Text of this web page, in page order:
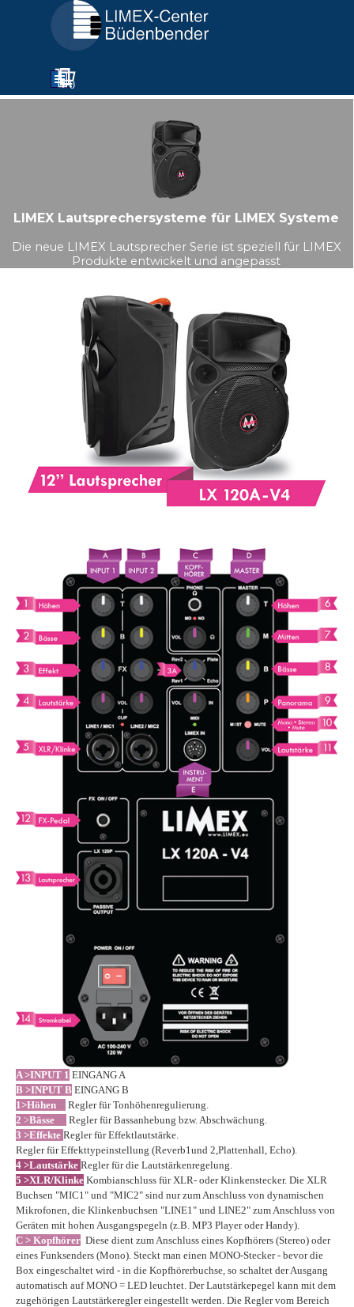
Direkt zum Seiteninhalt
Menü überspringen
LIMEX Lautsprechersysteme für LIMEX Systeme
Die neue LIMEX Lautsprecher Serie ist speziell für LIMEX
Produkte entwickelt und angepasst
A >INPUT 1 EINGANG A
B >INPUT B EINGANG B
1>Höhen
Regler für Tonhöhenregulierung.
2 >Bässe
Regler für Bassanhebung bzw. Abschwächung.
3 >Effekte Regler für Effektlautstärke.
Regler für Effekttypeinstellung (Reverb1und 2,Plattenhall, Echo).
4 >Lautstärke Regler für die Lautstärkenregelung.
5 >XLR/Klinke Kombianschluss für XLR- oder Klinkenstecker. Die XLR
Buchsen "MIC1" und "MIC2" sind nur zum Anschluss von dynamischen
Mikrofonen, die Klinkenbuchsen "LINE1" und LINE2" zum Anschluss von
Geräten mit hohen Ausgangspegeln (z.B. MP3 Player oder Handy).
C > Kopfhörer Diese dient zum Anschluss eines Kopfhörers (Stereo) oder
eines Funksenders (Mono). Steckt man einen MONO-Stecker - bevor die
Box eingeschaltet wird - in die Kopfhörerbuchse, so schaltet der Ausgang
automatisch auf MONO = LED leuchtet. Der Lautstärkepegel kann mit dem
zugehörigen Lautstärkeregler eingestellt werden. Die Regler vom Bereich